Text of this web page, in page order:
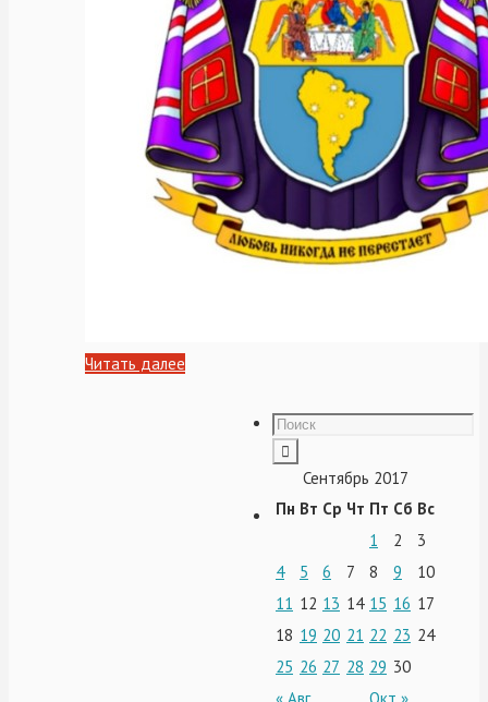
Читать далее
Сентябрь 2017
Пн Вт Ср Чт Пт Сб Вс
1 2
3
4
5 6 7 8 9
10
11 12 13 14 15 16 17
18 19 20 21 22 23 24
25 26 27 28 29 30